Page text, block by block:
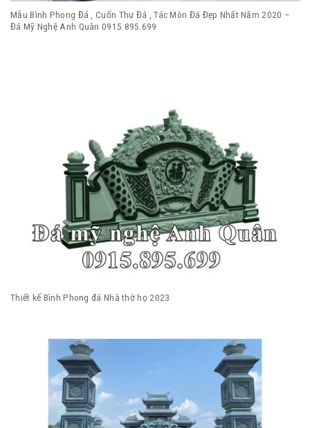
Mẫu Bình Phong Đá , Cuốn Thư Đá , Tác Môn Đá Đẹp Nhất Năm 2020 –
Đá Mỹ Nghệ Anh Quân 0915.895.699
Thiết kế Bình Phong đá Nhà thờ họ 2023